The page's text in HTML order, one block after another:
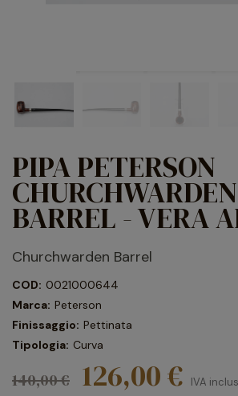
PIPA PETERSON
CHURCHWARDEN
BARREL - VERA
Churchwarden Barrel
COD: 0021000644
Marca: Peterson
Finissaggio: Pettinata
Tipologia: Curva
140,00 € 126,00 € IVA